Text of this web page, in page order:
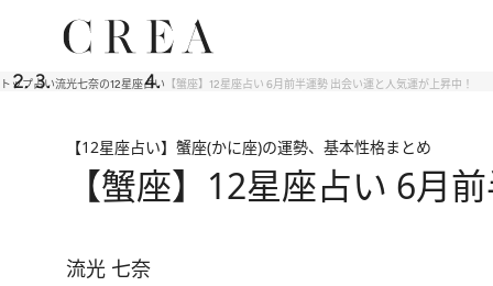
トップ占い流光七奈の12星座占い 【蟹座】12星座占い 6月前半運勢 出会い運と人気運が上昇中！
【12星座占い】蟹座(かに座)の運勢、基本性格まとめ
【蟹座】12星座占い 6月
流光 七奈